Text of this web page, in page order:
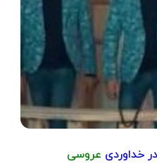
خداوردی عروسی